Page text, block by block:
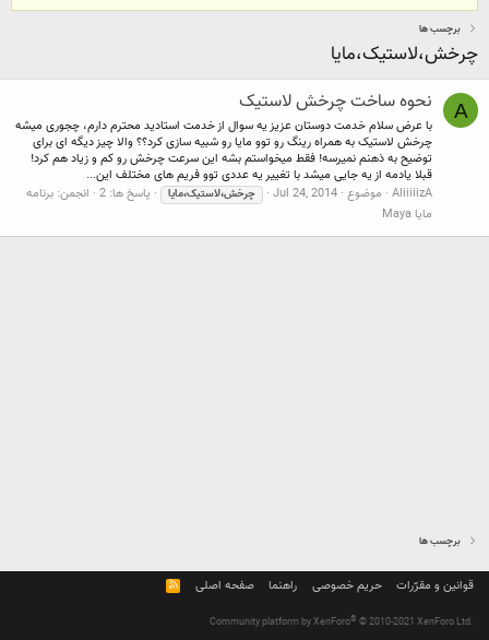
برچسب ها
چرخش،لاستیک،مایا
A نحوه ساخت چرخش لاستیک
با عرض سلام خدمت دوستان عزیز یه سوال از خدمت استادید محترم دارم، چجوری میشه
چرخش لاستیک به همراه رینگ رو توو مایا رو شبیه سازی کرد؟؟ والا چیز دیگه ای برای
توضیح به ذهنم نمیرسه! فقط میخواستم بشه این سرعت چرخش رو کم و زیاد هم کرد!
قبلا یادمه از یه جایی میشد با تغییر یه عددی توو فریم های مختلف این...
AliiiiizA موضوع Jul 24, 2014 چرخش،لاستیک،مایا پاسخ ها: 2 انجمن: برنامه
مایا Maya
برچسب ها
قوانین و مقرّرات حریم خصوصی راهنما صفحه اصلی
R
S
Community platform by XenForo® © 2010-2021 XenForo Ltd.